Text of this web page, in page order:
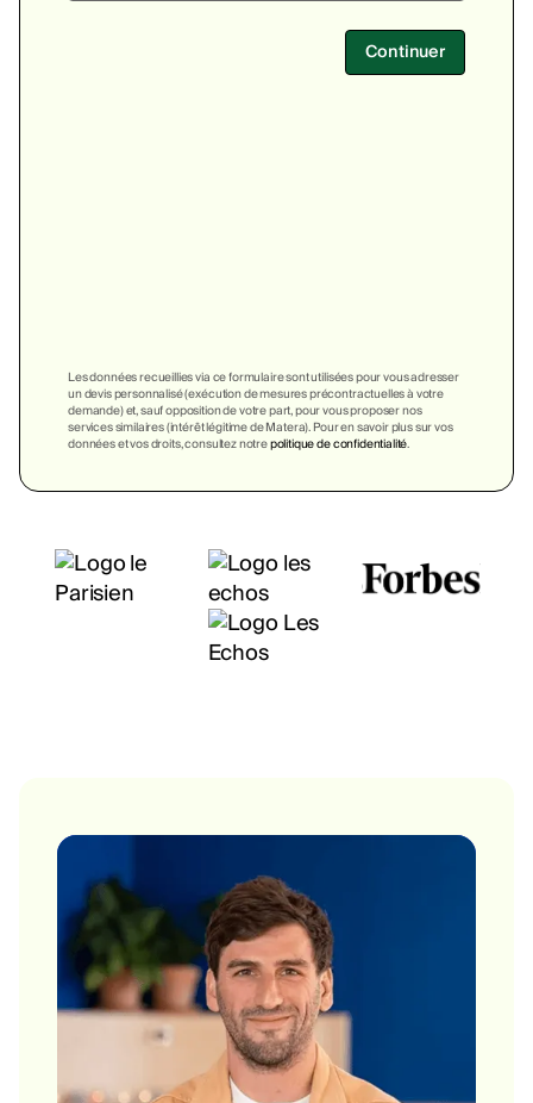
Continuer
Les données recueillies via ce formulaire sont utilisées pour vous adresser
un devis personnalisé (exécution de mesures précontractuelles à votre
demande) et, sauf opposition de votre part, pour vous proposer nos
services similaires (intérêt légitime de Matera). Pour en savoir plus sur vos
données et vos droits, consultez notrepolitique de confidentialité.